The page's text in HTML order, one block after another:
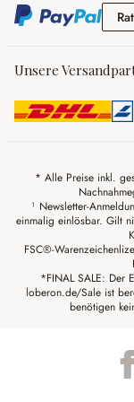
Unsere
* Alle Preise inkl.
¹ Newsletter-
einmalig einlösbar. Gilt
FSC®-
*FINAL SALE: Der
loberon.de/Sale ist
benötigen